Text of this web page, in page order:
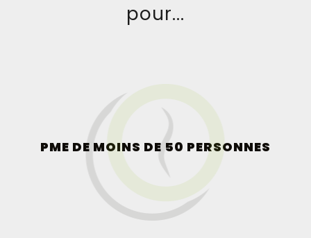
pour...
PME DE MOINS DE 50 PERSONNES